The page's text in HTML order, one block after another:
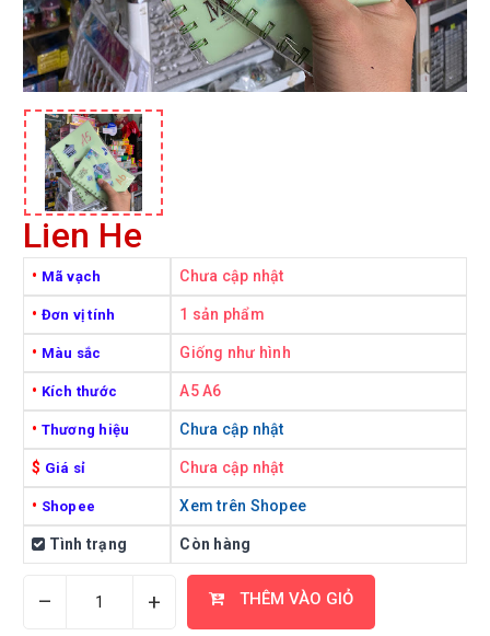
Lien He
• Mã vạch Chưa cập nhật
• Đơn vị tính 1 sản phẩm
• Màu sắc Giống như hình
• Kích thước A5 A6
• Thương hiệu Chưa cập nhật
$ Giá sỉ Chưa cập nhật
• Shopee Xem trên Shopee
Tình trạng Còn hàng
– + THÊM VÀO GIỎ